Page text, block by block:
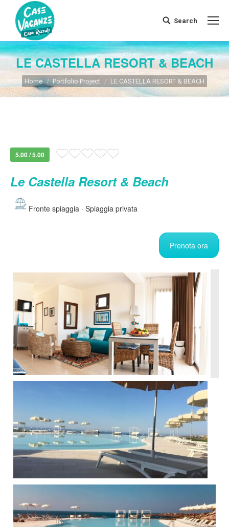
Search:
Search
LE CASTELLA RESORT & BEACH
You are here:
Home Portfolio Project LE CASTELLA RESORT & BEACH
5.00 / 5.00
Le Castella Resort & Beach
Fronte spiaggia · Spiaggia privata
Prenota ora